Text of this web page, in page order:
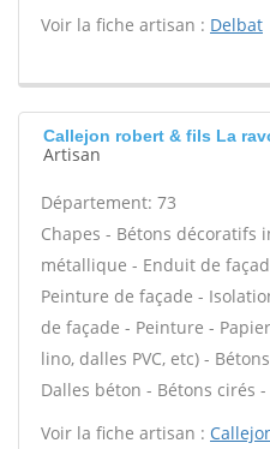
Voir la fiche artisan : Delbat
Callejon robert & fils La
Artisan
Département: 73
Chapes - Bétons décoratifs
métallique - Enduit de
Peinture de façade -
de façade - Peinture -
lino, dalles PVC, etc) -
Dalles béton - Bétons cirés -
Voir la fiche artisan :